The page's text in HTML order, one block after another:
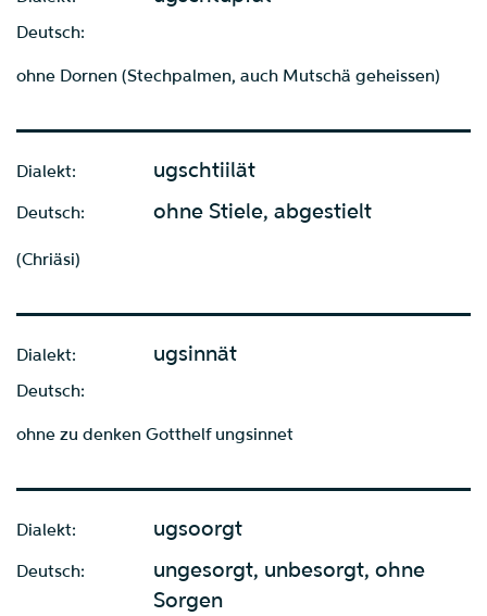
Deutsch:
ohne Dornen (Stechpalmen, auch Mutschä geheissen)
Dialekt: ugschtiilät
Deutsch: ohne Stiele, abgestielt
(Chriäsi)
Dialekt: ugsinnät
Deutsch:
ohne zu denken Gotthelf ungsinnet
Dialekt: ugsoorgt
Deutsch:
ungesorgt, unbesorgt, ohne
Sorgen